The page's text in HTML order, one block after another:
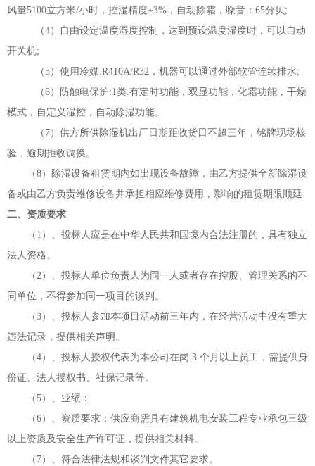
风量5100立方米/小时，控湿精度±3%，自动除霜，噪音：65分贝;
（4）自由设定温度湿度控制，达到预设温度湿度时，可以自动
开关机;
（5）使用冷媒:R410A/R32，机器可以通过外部软管连续排水;
（6）防触电保护:1类.有定时功能，双显功能，化霜功能，干燥
模式，自定义湿控，自动除湿功能。
（7）供方所供除湿机出厂日期距收货日不超三年，铭牌现场核
验，逾期拒收调换。
（8）除湿设备租赁期内如出现设备故障，由乙方提供全新除湿设
备或由乙方负责维修设备并承担相应维修费用，影响的租赁期限顺延
二、资质要求
（ 1）、投标人应是在中华人民共和国境内合法注册的，具有独立
法人资格。
（2）、投标人单位负责人为同一人或者存在控股、管理关系的不
同单位，不得参加同一项目的谈判。
（3）、投标人参加本项目活动前三年内，在经营活动中没有重大
违法记录，提供相关声明。
（4）、投标人授权代表为本公司在岗 3 个月以上员工，需提供身
份证、法人授权书、社保记录等。
（5）、业绩：
（6）、资质要求：供应商需具有建筑机电安装工程专业承包三级
以上资质及安全生产许可证，提供相关材料。
（ 7）、符合法律法规和谈判文件其它要求。